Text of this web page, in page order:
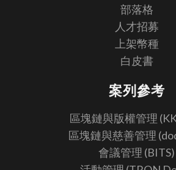
部落格
人才招募
上架幣種
白皮書
案列參考
區塊鏈與版權管理
區塊鏈與慈善管理
會議管理 (BITS)